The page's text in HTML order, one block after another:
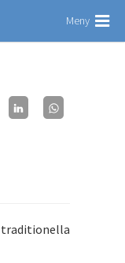
Meny